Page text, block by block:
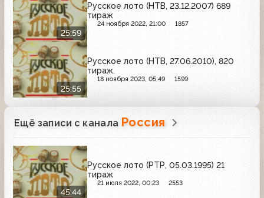
25:59
Русское лото (НТВ, 23.12.2007) 689
тираж
24 ноября 2022, 21:00 1857
25:55
Русское лото (НТВ, 27.06.2010), 820
тираж.
18 ноября 2023, 05:49 1599
Ещё записи с канала Россия
45:44
Русское лото (РТР, 05.03.1995) 21
тираж
21 июля 2022, 00:23 2553